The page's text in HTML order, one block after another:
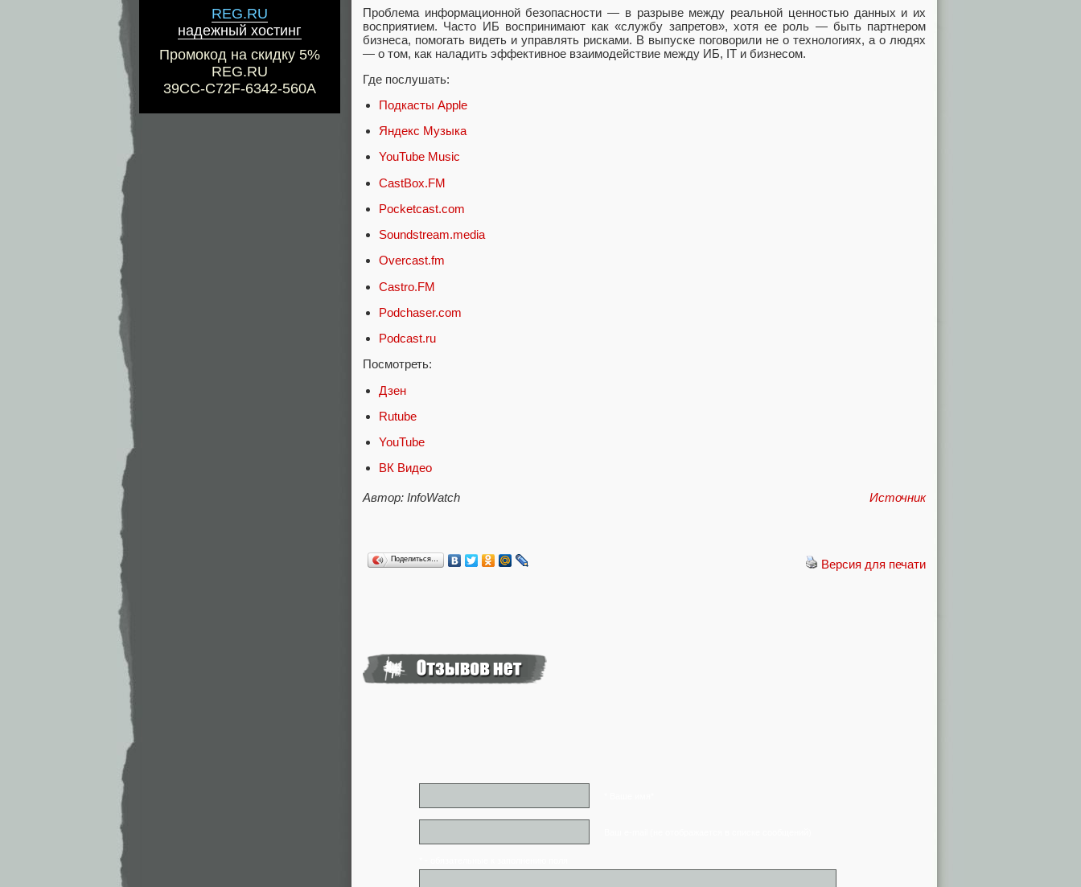
REG.RU
надежный хостинг
Промокод на скидку 5%
REG.RU
39CC-C72F-6342-560A
Проблема информационной безопасности — в разрыве между реальной ценностью данных и их
восприятием. Часто ИБ воспринимают как «службу запретов», хотя ее роль — быть партнером
бизнеса, помогать видеть и управлять рисками. В выпуске поговорили не о технологиях, а о людях
— о том, как наладить эффективное взаимодействие между ИБ, IT и бизнесом.
Где послушать:
Подкасты Apple
Яндекс Музыка
YouTube Music
CastBox.FM
Pocketcast.com
Soundstream.media
Overcast.fm
Castro.FM
Podchaser.com
Podcast.ru
Посмотреть:
Дзен
Rutube
YouTube
ВК Видео
Автор: InfoWatch Источник
Версия для печати
Поделиться…